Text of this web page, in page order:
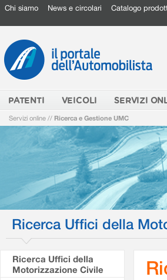
Chi siamo News e circolari Catalogo
PATENTI VEICOLI SERVIZI
Servizi online // Ricerca e Gestione UMC
Ricerca Uffici della
Ricerca Uffici della
Motorizzazione Civile